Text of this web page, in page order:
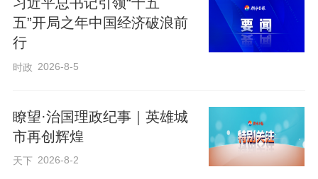
释法的形式，结合水资源管理、节约用水
典型案例，向广大群众解读相关法律法
规，让群众在鲜活的案例中理解依法治
用水法治意识。
下一步，冀州区水利局将以此次宣传活动
五”开局之年中国经济破浪前
行
时政 2026-8-5
瞭望·治国理政纪事｜英雄城
市再创辉煌
天下 2026-8-2